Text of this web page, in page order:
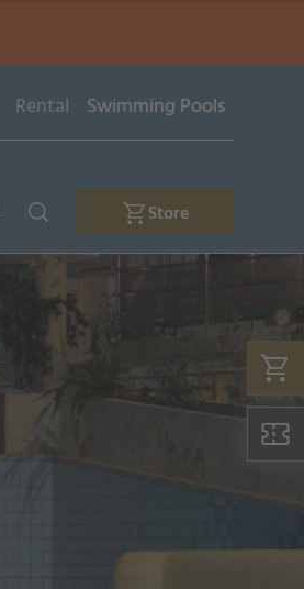
Rental Swimming Pools
Store